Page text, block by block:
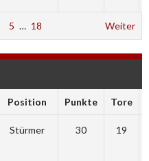
5 … 18 Weiter
Position Punkte Tore
Stürmer 30 19